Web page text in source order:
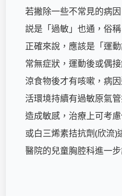
若撇除一些不常見的病
説是「過敏」也通，俗
正確來說，應該是「運
常無症狀，運動後或偶
涼食物後才有咳嗽，病
活環境持續有過敏原氣
造成敏感，治療上可考
或白三烯素拮抗劑(欣流)
醫院的兒童胸腔科進一步